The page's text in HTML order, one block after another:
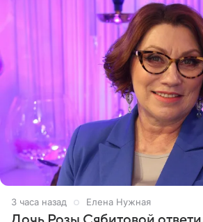
3 часа назад Елена Нужная